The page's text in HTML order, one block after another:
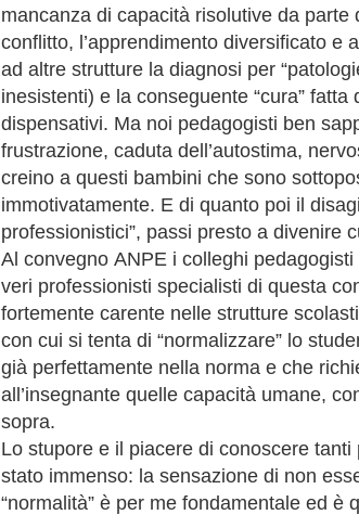
mancanza di capacità risolutive da parte
conflitto, l’apprendimento diversificato e
ad altre strutture la diagnosi per
inesistenti) e la conseguente “cura” fatta
dispensativi. Ma noi pedagogisti ben
frustrazione, caduta dell’autostima,
creino a questi bambini che sono
immotivatamente. E di quanto poi il
professionistici”, passi presto a divenire
Al convegno ANPE i colleghi
veri professionisti specialisti di questa
fortemente carente nelle strutture
con cui si tenta di “normalizzare” lo
già perfettamente nella norma e che
all’insegnante quelle capacità umane,
sopra.
Lo stupore e il piacere di conoscere
stato immenso: la sensazione di non
“normalità” è per me fondamentale ed è